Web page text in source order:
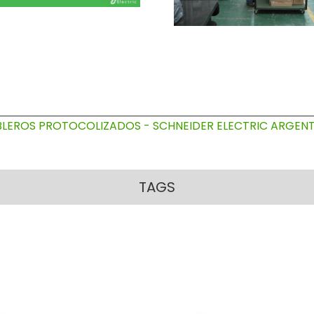
PROTOCOLIZADOS - SCHNEIDER ELECTRIC
TAGS